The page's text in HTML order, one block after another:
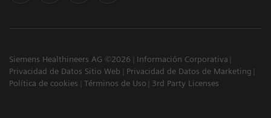
Siemens Healthineers AG ©2026
Información Corporativa
Privacidad de Datos Sitio Web
Privacidad de Datos de Marketing
Política de cookies
Términos de Uso 3rd Party Licenses